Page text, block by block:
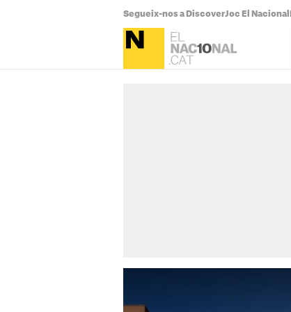
Segueix-nos a DiscoverJoc El Nacional